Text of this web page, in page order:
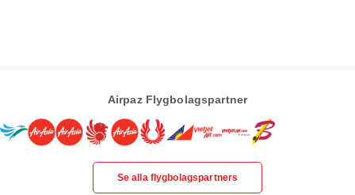
Airpaz Flygbolagspartner
Se alla flygbolagspartners